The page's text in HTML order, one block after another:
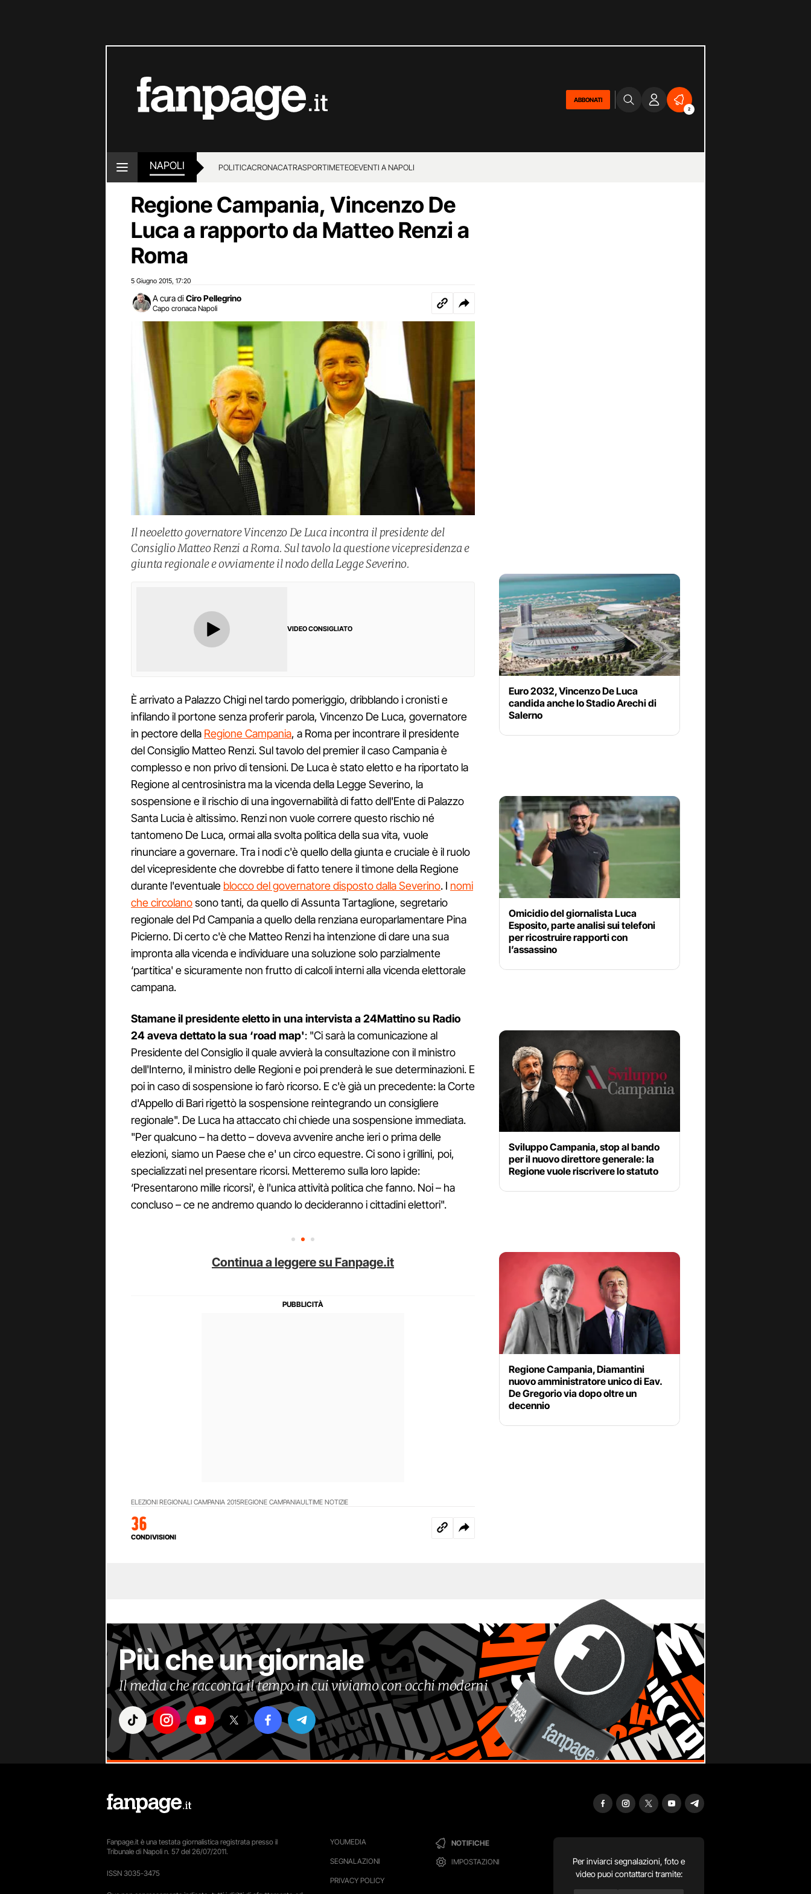
ABBONATI
2
NAPOLI POLITICACRONACATRASPORTIMETEOEVENTI A NAPOLI
Regione Campania, Vincenzo De
Luca a rapporto da Matteo Renzi a
Roma
5 Giugno 2015 17:20
A cura di Ciro Pellegrino
Capo cronaca Napoli
Il neoeletto governatore Vincenzo De Luca incontra il presidente del
Consiglio Matteo Renzi a Roma. Sul tavolo la questione vicepresidenza e
giunta regionale e ovviamente il nodo della Legge Severino.
VIDEO CONSIGLIATO
È arrivato a Palazzo Chigi nel tardo pomeriggio, dribblando i cronisti e
infilando il portone senza proferir parola, Vincenzo De Luca, governatore
in pectore della Regione Campania, a Roma per incontrare il presidente
del Consiglio Matteo Renzi. Sul tavolo del premier il caso Campania è
complesso e non privo di tensioni. De Luca è stato eletto e ha riportato la
Regione al centrosinistra ma la vicenda della Legge Severino, la
sospensione e il rischio di una ingovernabilità di fatto dell'Ente di Palazzo
Santa Lucia è altissimo. Renzi non vuole correre questo rischio né
tantomeno De Luca, ormai alla svolta politica della sua vita, vuole
rinunciare a governare. Tra i nodi c'è quello della giunta e cruciale è il ruolo
del vicepresidente che dovrebbe di fatto tenere il timone della Regione
durante l'eventuale blocco del governatore disposto dalla Severino. I nomi
che circolanosono tanti, da quello di Assunta Tartaglione, segretario
regionale del Pd Campania a quello della renziana europarlamentare Pina
Picierno. Di certo c'è che Matteo Renzi ha intenzione di dare una sua
impronta alla vicenda e individuare una soluzione solo parzialmente
‘partitica' e sicuramente non frutto di calcoli interni alla vicenda elettorale
campana.
Stamane il presidente eletto in una intervista a 24Mattino su Radio
24 aveva dettato la sua ‘road map': "Ci sarà la comunicazione al
Presidente del Consiglio il quale avvierà la consultazione con il ministro
dell'Interno, il ministro delle Regioni e poi prenderà le sue determinazioni. E
poi in caso di sospensione io farò ricorso. E c'è già un precedente: la Corte
d'Appello di Bari rigettò la sospensione reintegrando un consigliere
regionale". De Luca ha attaccato chi chiede una sospensione immediata.
"Per qualcuno – ha detto – doveva avvenire anche ieri o prima delle
elezioni, siamo un Paese che e' un circo equestre. Ci sono i grillini, poi,
specializzati nel presentare ricorsi. Metteremo sulla loro lapide:
‘Presentarono mille ricorsi', è l'unica attività politica che fanno. Noi – ha
concluso – ce ne andremo quando lo decideranno i cittadini elettori".
Continua a leggere su Fanpage.it
ELEZIONI REGIONALI CAMPANIA 2015REGIONE CAMPANIAULTIME NOTIZIE
36
CONDIVISIONI
Euro 2032, Vincenzo De Luca
candida anche lo Stadio Arechi di
Salerno
Omicidio del giornalista Luca
Esposito, parte analisi sui telefoni
per ricostruire rapporti con
l’assassino
Sviluppo Campania, stop al bando
per il nuovo direttore generale: la
Regione vuole riscrivere lo statuto
Regione Campania, Diamantini
nuovo amministratore unico di Eav.
De Gregorio via dopo oltre un
decennio
Più che un giornale
Il media che racconta il tempo in cui viviamo con occhi moderni
YOUMEDIA
SEGNALAZIONI
PRIVACY POLICY
NOTIFICHE
IMPOSTAZIONI
Per inviarci segnalazioni, foto e
video puoi contattarci tramite:
Fanpage.it è una testata giornalistica registrata presso il
Tribunale di Napoli n. 57 del 26/07/2011.
ISSN 3035-3475